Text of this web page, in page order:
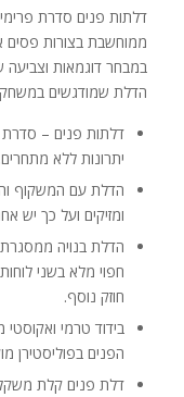
ממוחשבת בצורות פסים
במבחר דוגמאות
הדלת שמודגשים
דלתות פנים – סדרת
יתרונות ללא מתחרים.
הדלת עם המשקוף
ומזיקים ועל כך יש אחריות
הדלת בנויה ממסגרת
חוזק נוסף.
בידוד טרמי ואקוסטי
הפנים בפוליסטירן
דלת פנים קלת